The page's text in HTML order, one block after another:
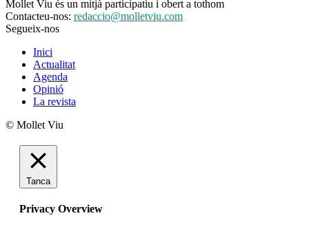
Mollet Viu és un mitjà participatiu i obert a tothom
Contacteu-nos: redaccio@molletviu.com
Segueix-nos
Inici
Actualitat
Agenda
Opinió
La revista
© Mollet Viu
Tanca
Privacy Overview